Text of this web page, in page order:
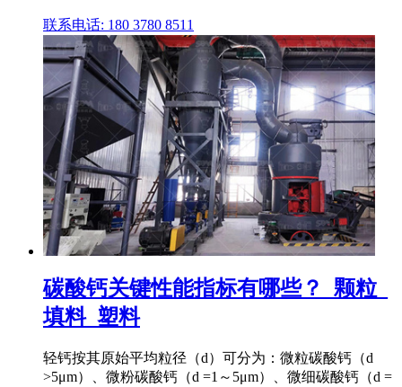
联系电话: 180 3780 8511
碳酸钙关键性能指标有哪些？_颗粒_
填料_塑料
轻钙按其原始平均粒径（d）可分为：微粒碳酸钙（d
>5μm）、微粉碳酸钙（d =1～5μm）、微细碳酸钙（d =